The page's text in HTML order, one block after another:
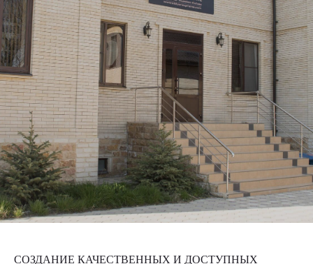
СОЗДАНИЕ КАЧЕСТВЕННЫХ И ДОСТУПНЫХ